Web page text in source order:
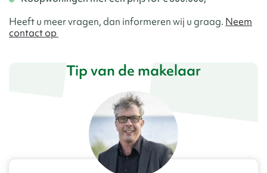
Heeft u meer vragen, dan informeren wij u graag. Neem
contact op
Tip van de makelaar